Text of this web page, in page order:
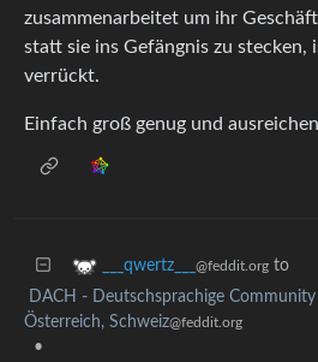
zusammenarbeitet um ihr
statt sie ins Gefängnis zu
verrückt.
Einfach groß genug und
___qwertz___ @feddit.org to
DACH - Deutschsprachige
Österreich, Schweiz@feddit.org
•